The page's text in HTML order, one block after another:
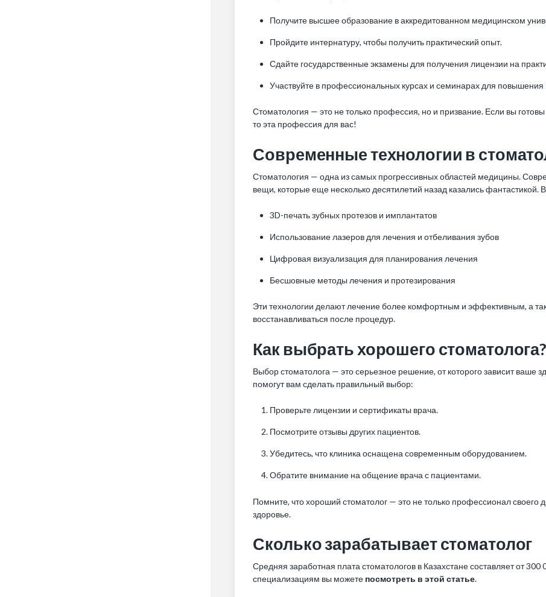
Получите высшее образование в аккредитованном медицинском
Пройдите интернатуру, чтобы получить практический опыт.
Сдайте государственные экзамены для получения лицензии на
Участвуйте в профессиональных курсах и семинарах для
Стоматология — это не только профессия, но и призвание. Если вы
то эта профессия для вас!
Современные технологии в
Стоматология — одна из самых прогрессивных областей медицины.
вещи, которые еще несколько десятилетий назад казались фантастикой.
3D-печать зубных протезов и имплантатов
Использование лазеров для лечения и отбеливания зубов
Цифровая визуализация для планирования лечения
Бесшовные методы лечения и протезирования
Эти технологии делают лечение более комфортным и эффективным, а
восстанавливаться после процедур.
Как выбрать хорошего стоматолога?
Выбор стоматолога — это серьезное решение, от которого зависит ваше
помогут вам сделать правильный выбор:
Проверьте лицензии и сертификаты врача.
Посмотрите отзывы других пациентов.
Убедитесь, что клиника оснащена современным оборудованием.
Обратите внимание на общение врача с пациентами.
Помните, что хороший стоматолог — это не только профессионал своего
здоровье.
Сколько зарабатывает стоматолог
Средняя заработная плата стоматологов в Казахстане составляет от
специализациям вы можете посмотреть в этой статье.